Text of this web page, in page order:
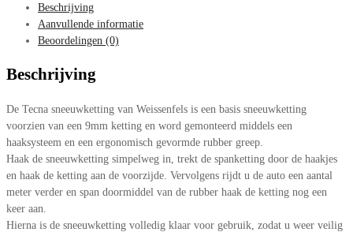
Beschrijving
Aanvullende informatie
Beoordelingen (0)
Beschrijving
De Tecna sneeuwketting van Weissenfels is een basis sneeuwketting
voorzien van een 9mm ketting en word gemonteerd middels een
haaksysteem en een ergonomisch gevormde rubber greep.
Haak de sneeuwketting simpelweg in, trekt de spanketting door de haakjes
en haak de ketting aan de voorzijde. Vervolgens rijdt u de auto een aantal
meter verder en span doormiddel van de rubber haak de ketting nog een
keer aan.
Hierna is de sneeuwketting volledig klaar voor gebruik, zodat u weer veilig